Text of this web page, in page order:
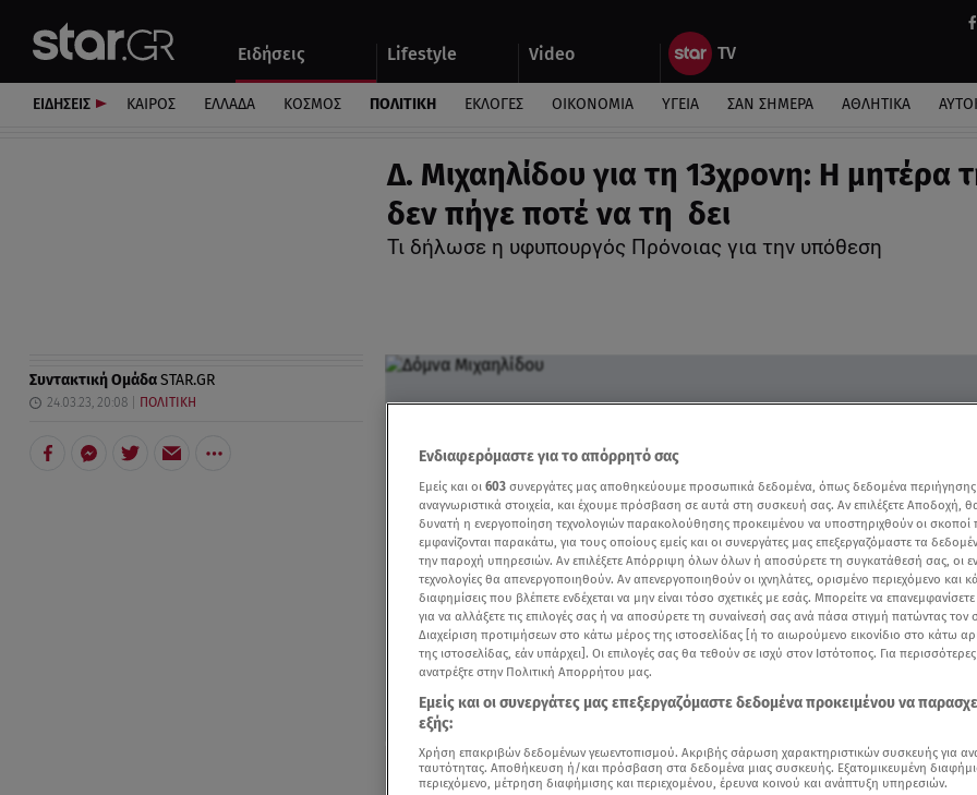
Ειδήσεις Lifestyle Video
Αυτοκίνητο
ΕΙΔΗΣΕΙΣ ΚΑΙΡΟΣ ΕΛΛΑΔΑ ΚΟΣΜΟΣ ΠΟΛΙΤΙΚΗ ΕΚΛΟΓΕΣ ΟΙΚΟΝΟΜΙΑ ΥΓΕΙΑ ΣΑΝ ΣΗΜΕΡΑ ΑΘΛΗΤΙΚΑ
Δ. Μιχαηλίδου για τη 13χρονη: Η μητέρα
δεν πήγε ποτέ να τη δει
Τι δήλωσε η υφυπουργός Πρόνοιας για την υπόθεση
Συντακτική ΟμάδαSTAR.GR
24.03.23, 20:08 ΠΟΛΙΤΙΚΗ
Δείτε περισσότερα άρθρα μας στα αποτελέσματα αναζήτησης
Ενδιαφερόμαστε για το απόρρητό σας
Εμείς και οι 603 συνεργάτες μας αποθηκεύουμε προσωπικά δεδομένα, όπως δεδομένα
αναγνωριστικά στοιχεία, και έχουμε πρόσβαση σε αυτά στη συσκευή σας. Αν επιλέξετε Αποδοχή,
δυνατή η ενεργοποίηση τεχνολογιών παρακολούθησης προκειμένου να υποστηριχθούν οι σκοποί
εμφανίζονται παρακάτω, για τους οποίους εμείς και οι συνεργάτες μας επεξεργαζόμαστε τα
την παροχή υπηρεσιών. Αν επιλέξετε Απόρριψη όλων όλων ή αποσύρετε τη συγκατάθεσή σας, οι
τεχνολογίες θα απενεργοποιηθούν. Αν απενεργοποιηθούν οι ιχνηλάτες, ορισμένο περιεχόμενο και
διαφημίσεις που βλέπετε ενδέχεται να μην είναι τόσο σχετικές με εσάς. Μπορείτε να
για να αλλάξετε τις επιλογές σας ή να αποσύρετε τη συναίνεσή σας ανά πάσα στιγμή πατώντας τον
Διαχείριση προτιμήσεων στο κάτω μέρος της ιστοσελίδας [ή το αιωρούμενο εικονίδιο στο κάτω
της ιστοσελίδας, εάν υπάρχει]. Οι επιλογές σας θα τεθούν σε ισχύ στον Ιστότοπος. Για
ανατρέξτε στην Πολιτική Απορρήτου μας.
Εμείς και οι συνεργάτες μας επεξεργαζόμαστε δεδομένα προκειμένου να
εξής:
Χρήση επακριβών δεδομένων γεωεντοπισμού. Ακριβής σάρωση χαρακτηριστικών συσκευής για
ταυτότητας. Αποθήκευση ή/και πρόσβαση στα δεδομένα μιας συσκευής. Εξατομικευμένη
περιεχόμενο, μέτρηση διαφήμισης και περιεχομένου, έρευνα κοινού και ανάπτυξη υπηρεσιών.